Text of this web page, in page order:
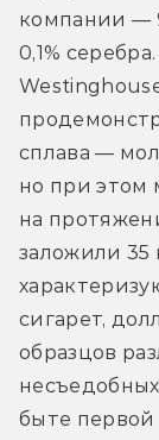
компании —
0,1%
сплава —
но при этом
на
заложили 35
сигарет,
образцов
быте первой